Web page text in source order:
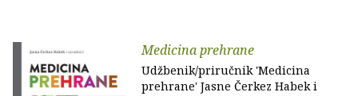
Medicina prehrane
Udžbenik/priručnik 'Medicina
prehrane' Jasne Čerkez Habek i